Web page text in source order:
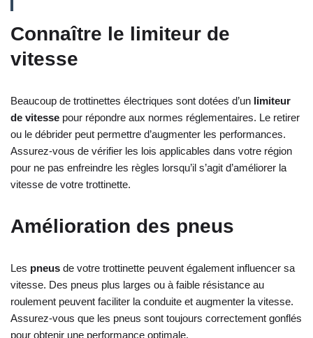
Connaître le limiteur de
vitesse
Beaucoup de trottinettes électriques sont dotées d’un limiteur
de vitesse pour répondre aux normes réglementaires. Le retirer
ou le débrider peut permettre d’augmenter les performances.
Assurez-vous de vérifier les lois applicables dans votre région
pour ne pas enfreindre les règles lorsqu’il s’agit d’améliorer la
vitesse de votre trottinette.
Amélioration des pneus
Les pneus de votre trottinette peuvent également influencer sa
vitesse. Des pneus plus larges ou à faible résistance au
roulement peuvent faciliter la conduite et augmenter la vitesse.
Assurez-vous que les pneus sont toujours correctement gonflés
pour obtenir une performance optimale.